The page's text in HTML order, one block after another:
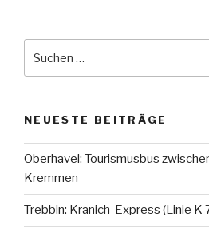
nach:
NEUESTE BEITRÄGE
Oberhavel: Tourismusbus
Kremmen
Trebbin: Kranich-Express (Linie K